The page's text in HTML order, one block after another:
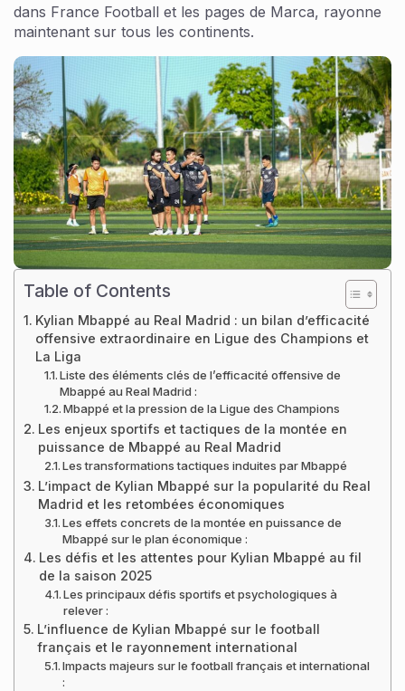
dans France Football et les pages de Marca, rayonne
maintenant sur tous les continents.
Table of Contents
Kylian Mbappé au Real Madrid : un bilan d’efficacité
offensive extraordinaire en Ligue des Champions et
La Liga
Liste des éléments clés de l’efficacité offensive de
Mbappé au Real Madrid :
Mbappé et la pression de la Ligue des Champions
Les enjeux sportifs et tactiques de la montée en
puissance de Mbappé au Real Madrid
Les transformations tactiques induites par Mbappé
L’impact de Kylian Mbappé sur la popularité du Real
Madrid et les retombées économiques
Les effets concrets de la montée en puissance de
Mbappé sur le plan économique :
Les défis et les attentes pour Kylian Mbappé au fil
de la saison 2025
Les principaux défis sportifs et psychologiques à
relever :
L’influence de Kylian Mbappé sur le football
français et le rayonnement international
Impacts majeurs sur le football français et international
: